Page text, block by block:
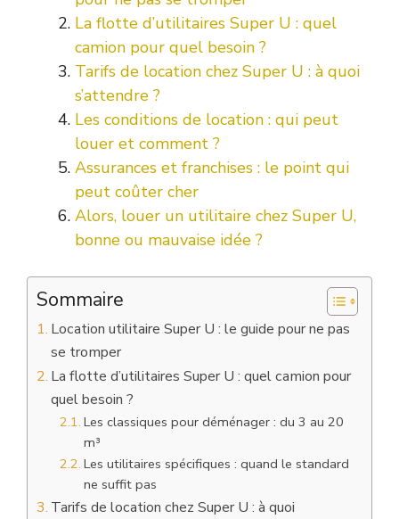
La flotte d’utilitaires Super U : quel
camion pour quel besoin ?
Tarifs de location chez Super U : à quoi
s’attendre ?
Les conditions de location : qui peut
louer et comment ?
Assurances et franchises : le point qui
peut coûter cher
Alors, louer un utilitaire chez Super U,
bonne ou mauvaise idée ?
Sommaire
Location utilitaire Super U : le guide pour ne pas
se tromper
La flotte d’utilitaires Super U : quel camion pour
quel besoin ?
Les classiques pour déménager : du 3 au 20
m³
Les utilitaires spécifiques : quand le standard
ne suffit pas
Tarifs de location chez Super U : à quoi